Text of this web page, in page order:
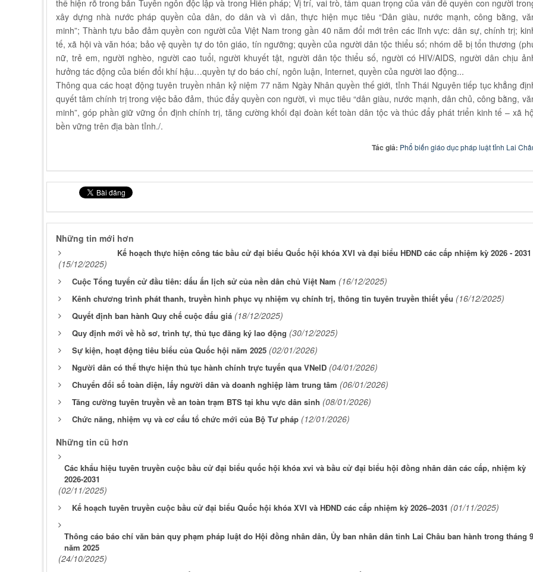
thể hiện rõ trong bản Tuyên ngôn độc lập và trong Hiến pháp; Vị trí, vai trò, tầm quan trọng của vấn đề quyền con người
xây dựng nhà nước pháp quyền của dân, do dân và vì dân, thực hiện mục tiêu “Dân giàu, nước mạnh, công bằng,
minh”; Thành tựu bảo đảm quyền con người của Việt Nam trong gần 40 năm đổi mới trên các lĩnh vực: dân sự, chính trị;
tế, xã hội và văn hóa; bảo vệ quyền tự do tôn giáo, tín ngưỡng; quyền của người dân tộc thiểu số; nhóm dễ bị tổn thương
nữ, trẻ em, người nghèo, người cao tuổi, người khuyết tật, người dân tộc thiểu số, người có HIV/AIDS, người dân chịu
hưởng tác động của biến đổi khí hậu…quyền tự do báo chí, ngôn luận, Internet, quyền của người lao động...
Thông qua các hoạt động tuyên truyền nhân kỷ niệm 77 năm Ngày Nhân quyền thế giới, tỉnh Thái Nguyên tiếp tục khẳng
quyết tâm chính trị trong việc bảo đảm, thúc đẩy quyền con người, vì mục tiêu “dân giàu, nước mạnh, dân chủ, công bằng,
minh”, góp phần giữ vững ổn định chính trị, tăng cường khối đại đoàn kết toàn dân tộc và thúc đẩy phát triển kinh tế – xã
bền vững trên địa bàn tỉnh./.
Tác giả: Phổ biến giáo dục pháp luật tỉnh Lai
Những tin mới hơn
Kế hoạch thực hiện công tác bầu cử đại biểu Quốc hội khóa XVI và đại biểu HĐND các cấp nhiệm kỳ 2026 - 2031
(15/12/2025)
Cuộc Tổng tuyển cử đầu tiên: dấu ấn lịch sử của nền dân chủ Việt Nam (16/12/2025)
Kênh chương trình phát thanh, truyền hình phục vụ nhiệm vụ chính trị, thông tin tuyên truyền thiết yếu (16/12/2025)
Quyết định ban hành Quy chế cuộc đấu giá (18/12/2025)
Quy định mới về hồ sơ, trình tự, thủ tục đăng ký lao động (30/12/2025)
Sự kiện, hoạt động tiêu biểu của Quốc hội năm 2025 (02/01/2026)
Người dân có thể thực hiện thủ tục hành chính trực tuyến qua VNeID (04/01/2026)
Chuyển đổi số toàn diện, lấy người dân và doanh nghiệp làm trung tâm (06/01/2026)
Tăng cường tuyên truyền về an toàn trạm BTS tại khu vực dân sinh (08/01/2026)
Chức năng, nhiệm vụ và cơ cấu tổ chức mới của Bộ Tư pháp (12/01/2026)
Những tin cũ hơn
Các khẩu hiệu tuyên truyền cuộc bầu cử đại biểu quốc hội khóa xvi và bầu cử đại biểu hội đồng nhân dân các cấp, nhiệm kỳ
2026-2031
(02/11/2025)
Kế hoạch tuyên truyền cuộc bầu cử đại biểu Quốc hội khóa XVI và HĐND các cấp nhiệm kỳ 2026–2031 (01/11/2025)
Thông cáo báo chí văn bản quy phạm pháp luật do Hội đồng nhân dân, Ủy ban nhân dân tỉnh Lai Châu ban hành trong tháng 9
năm 2025
(24/10/2025)